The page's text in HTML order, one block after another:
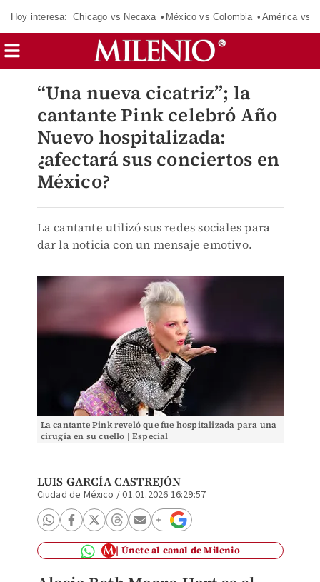
Hoy interesa: Chicago vs Necaxa México vs Colombia América vs
“Una nueva cicatriz”; la
cantante Pink celebró Año
Nuevo hospitalizada:
¿afectará sus conciertos en
México?
La cantante utilizó sus redes sociales para
dar la noticia con un mensaje emotivo.
La cantante Pink reveló que fue hospitalizada para una
cirugía en su cuello | Especial
LUIS GARCÍA CASTREJÓN
Ciudad de México /01.01.2026 16:29:57
Únete al canal de Milenio